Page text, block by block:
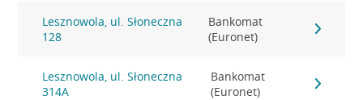
Lesznowola, ul. Słoneczna
128
Bankomat
(Euronet)
Lesznowola, ul. Słoneczna
314A
Bankomat
(Euronet)